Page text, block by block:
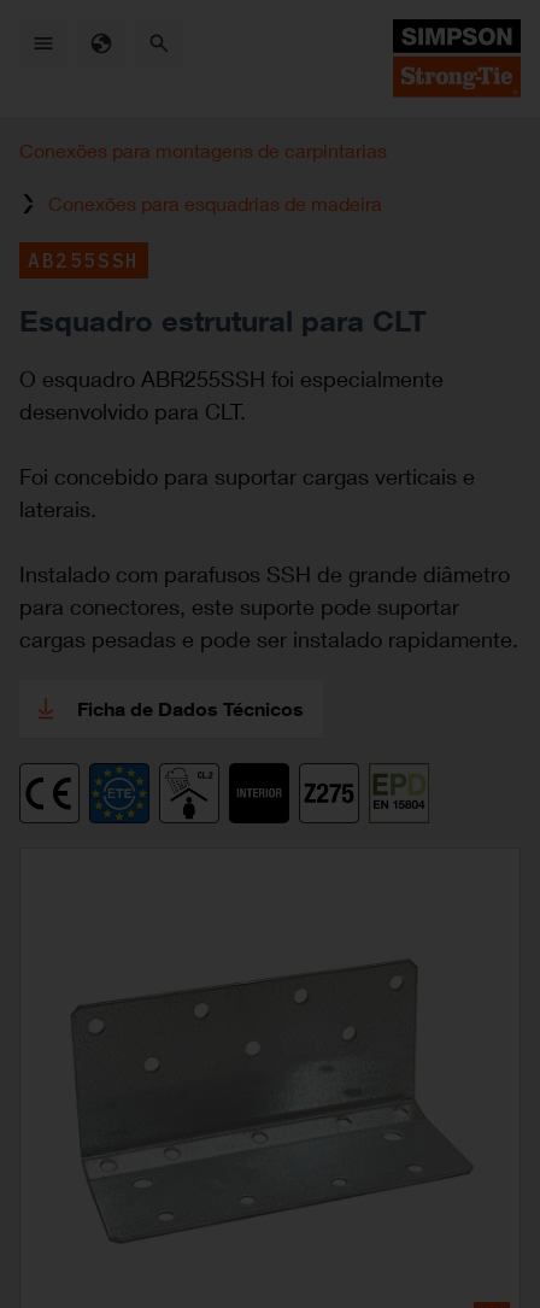
Conexões para montagens de carpintarias
Conexões para esquadrias de madeira
AB255SSH
Esquadro estrutural para CLT
O esquadro ABR255SSH foi especialmente
desenvolvido para CLT.
Foi concebido para suportar cargas verticais e
laterais.
Instalado com parafusos SSH de grande diâmetro
para conectores, este suporte pode suportar
cargas pesadas e pode ser instalado rapidamente.
Ficha de Dados Técnicos